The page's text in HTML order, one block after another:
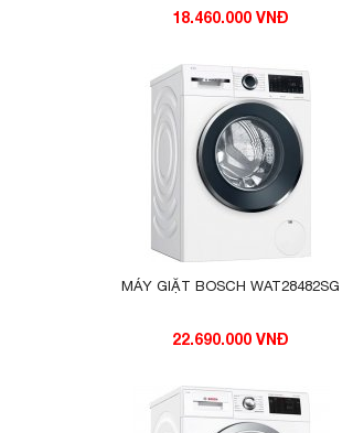
18.460.000 VNĐ
MÁY GIẶT BOSCH WAT28482SG
22.690.000 VNĐ